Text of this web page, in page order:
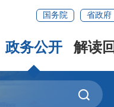
国务院 省政府
政务公开 解读